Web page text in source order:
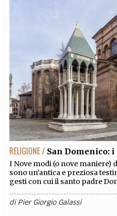
RELIGIONE / San Domenico:
I Nove modi (o nove maniere)
sono un’antica e preziosa
gesti con cui il santo padre
diPier Giorgio Galassi